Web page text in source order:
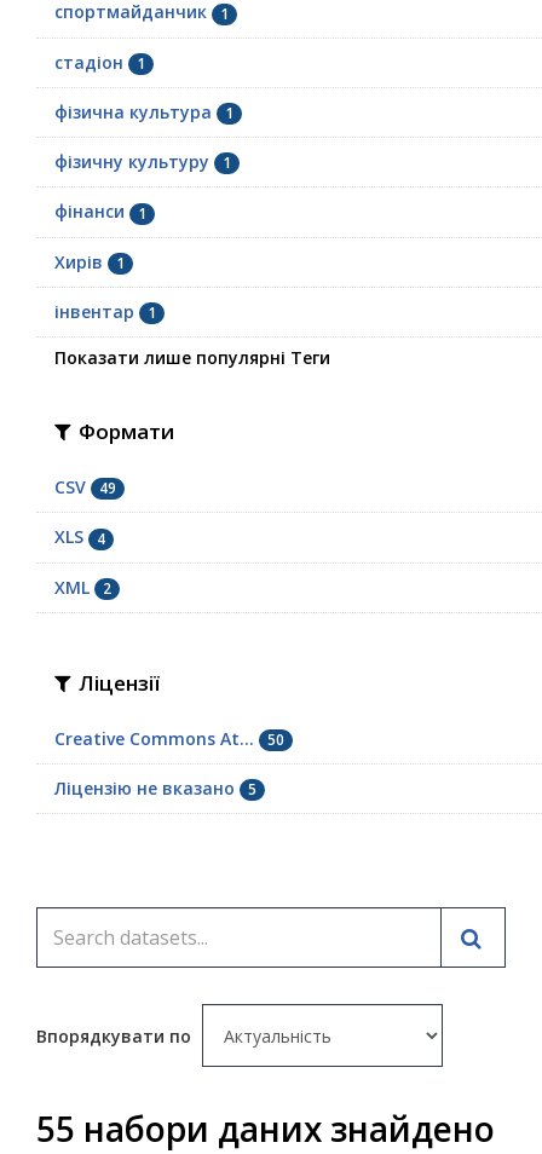
спортмайданчик 1
стадіон 1
фізична культура 1
фізичну культуру 1
фінанси 1
Хирів 1
інвентар 1
Показати лише популярні Теги
Формати
CSV 49
XLS 4
XML 2
Ліцензії
Creative Commons At... 50
Ліцензію не вказано 5
Впорядкувати по
55 набори даних знайдено